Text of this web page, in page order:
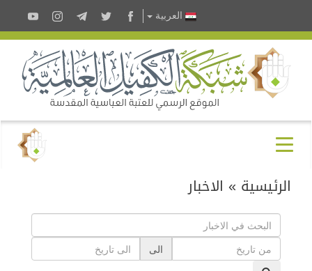
العربية
الرئيسية » الاخبار
الى